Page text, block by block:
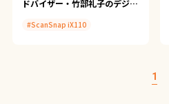
ドバイザー・竹部礼子のデジタ
#ScanSnap iX110
1